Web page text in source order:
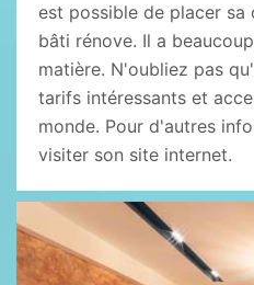
est possible de placer sa
bâti rénove. Il a
matière. N'oubliez pas
tarifs intéressants et
monde. Pour d'autres
visiter son site internet.